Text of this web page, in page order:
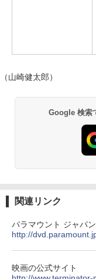
（山崎健太郎）
Google 検索
関連リンク
パラマウント ジャパン
http://
映画の公式サイト